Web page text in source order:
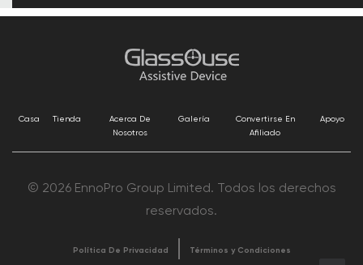
Casa Tienda
Acerca De
Nosotros
Galería
Convertirse En
Afiliado
Apoyo
© 2026 EnnoPro Group Limited. Todos los derechos
reservados.
Política De Privacidad Términos y Condiciones